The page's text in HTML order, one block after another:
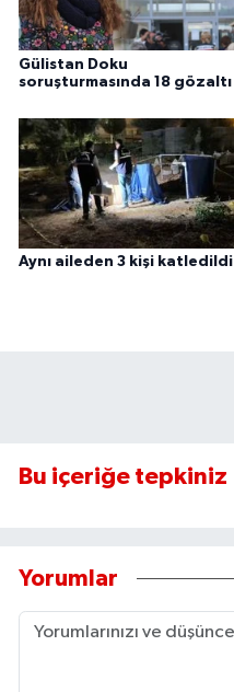
Gülistan Doku
soruşturmasında 18 gözaltı
Aynı aileden 3 kişi katledildi
Bu içeriğe tepkiniz
Yorumlar